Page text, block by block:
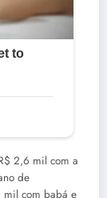
2,6 mil com a
de
mil com babá e